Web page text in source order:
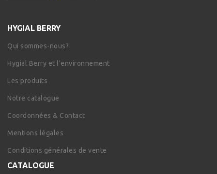
HYGIAL BERRY
Qui sommes-nous?
Hygial Berry et l'environnement
Les produits
Notre catalogue
Coordonnées & Contact
Mentions légales
Conditions générales de vente
CATALOGUE